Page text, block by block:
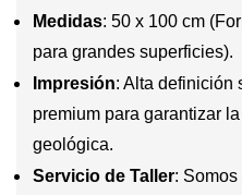
Medidas: 50 x 100 cm
para grandes superficies).
Impresión: Alta definición
premium para garantizar
geológica.
Servicio de Taller: